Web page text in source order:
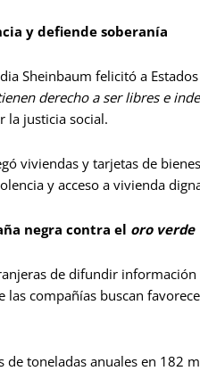
y defiende soberanía
Sheinbaum felicitó a
derecho a ser libres e
la justicia social.
viviendas y tarjetas de
y acceso a vivienda
negra contra el oro verde
de difundir
las compañías buscan
toneladas anuales en 182